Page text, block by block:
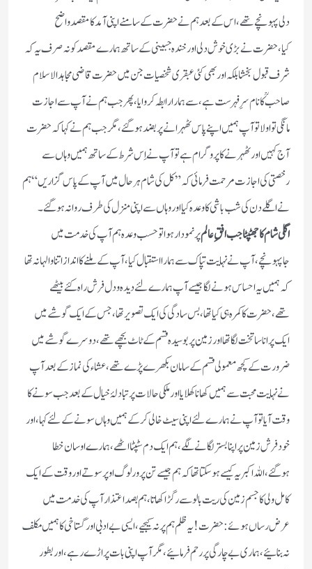
دلی پہونچے تھے،اس کے بعد ہم نے حضرت کے سامنے اپنی آمد کا مقصد واضح
کیا،حضرت نے بڑی خوش دلی اور خندہ جبینی کے ساتھ ہمارے مقصد کو نہ صرف یہ کہ
شرف قبول بخشا بلکہ اور بھی کئی عبقری شخصیات جن میں حضرت قاضی مجاہدالاسلام
صاحبؒ کا نام سرِفہرست ہے، سے ہمارا رابطہ کروایا،پھر جب ہم نے آپ سے اجازت
مانگی تو اولا تو آپ ہمیں اپنے پاس ٹھہرانے پر بضد ہوگئے،مگر جب ہم نے کہا کہ حضرت
آج کہیں اور ٹھہرنے کا پروگرام ہے تو آپ نے اِس شرط کے ساتھ ہمیں وہاں سے
رخصتی کی اجازت مرحمت فرمائی کہ” کل کی شام ہر حال میں آپ کے پاس گزاریں“ ہم
نے اگلے دن کی شب باشی کا وعدہ کیا اور وہاں سے اپنی منزل کی طرف روانہ ہوگئے۔
اگلی شام کا جھٹپٹا جب افقِ عالمپر نمودار ہوا تو حسب وعدہ ہم آپ کی خدمت میں
جاپہونچے،آپ نے نہایت تپاک سے ہمارا استقبال کیا،آپ کے ملنے کا انداز اتنا والہانہ تھا
کہ ہمیں یہ احساس ہونے لگا جیسے آپ ہمارے لئے دیدہ و دل فرش راہ کئے بیٹھے
تھے،حضرت کا کمرہ ہی کیا تھا،بس سادگی کی ایک تصویر تھا،جس کے ایک گوشے میں
ایک پرانا سا تخت لگا تھا اور زمین پر بوسیدہ قسم کے ٹاٹ بچھے تھے، دوسرے گوشے میں
ضرورت کے کچھ معمولی قسم کے سامان بکھرے پڑے تھے، عشاء کی نماز کے بعد آپ
نے نہایت محبت سے ہمیں کھانا کھلایا اور ملکی حالات پر تبادلۂ خیال کے بعد جب سونے کا
وقت آیا تو آپ نے ہمارے لئے اپنی سیٹ خالی کرکے ہمیں وہاں سونے کے لئے کہا،اور
خود فرش زمین پر اپنا بستر لگانے لگے،ہم ایک دم سٹپٹا اٹھے، ہمارے اوسان خطا
ہوگئے،اللہ اکبر یہ کیسے ہوسکتا تھا کہ ہم جیسے تن پرور لوگ اوپر سوتے اور وقت کے ایک
کامل ولی کا جسم زمین کی ریت بالو سے رگڑا کھاتا،ہم بصد اعتذار آپ کی خدمت میں
عرض رساں ہوئے:حضرت!یہ ظلم ہم پر نہ کیجیے،ایسی بےادبی اور گستاخی کا ہمیں مکلف
نہ بنائیے،ہماری بےچارگی پر رحم فرمائیے، مگر آپ اپنی بات پر اڑے رہے، اور بطور